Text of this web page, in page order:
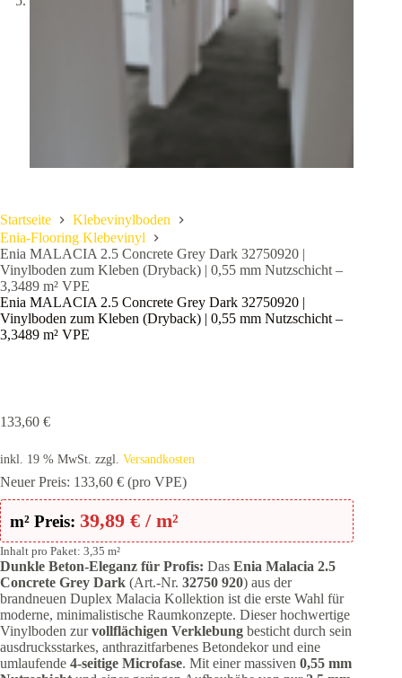
Startseite
Klebevinylboden
Enia-Flooring Klebevinyl
Enia MALACIA 2.5 Concrete Grey Dark 32750920 |
Vinylboden zum Kleben (Dryback) | 0,55 mm Nutzschicht –
3,3489 m² VPE
Enia MALACIA 2.5 Concrete Grey Dark 32750920 |
Vinylboden zum Kleben (Dryback) | 0,55 mm Nutzschicht –
3,3489 m² VPE
133,60 €
inkl. 19 % MwSt. zzgl. Versandkosten
Neuer Preis: 133,60 € (pro VPE)
m² Preis: 39,89 € / m²
Inhalt pro Paket: 3,35 m²
Dunkle Beton-Eleganz für Profis: Das Enia Malacia 2.5
Concrete Grey Dark (Art.-Nr. 32750 920) aus der
brandneuen Duplex Malacia Kollektion ist die erste Wahl für
moderne, minimalistische Raumkonzepte. Dieser hochwertige
Vinylboden zurvollflächigen Verklebung besticht durch sein
ausdrucksstarkes, anthrazitfarbenes Betondekor und eine
umlaufende 4-seitige Microfase. Mit einer massiven 0,55 mm